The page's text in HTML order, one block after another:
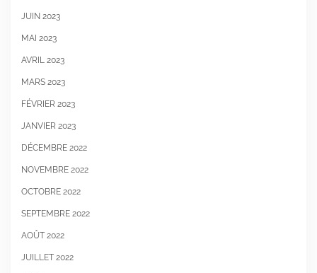
JUIN 2023
MAI 2023
AVRIL 2023
MARS 2023
FÉVRIER 2023
JANVIER 2023
DÉCEMBRE 2022
NOVEMBRE 2022
OCTOBRE 2022
SEPTEMBRE 2022
AOÛT 2022
JUILLET 2022